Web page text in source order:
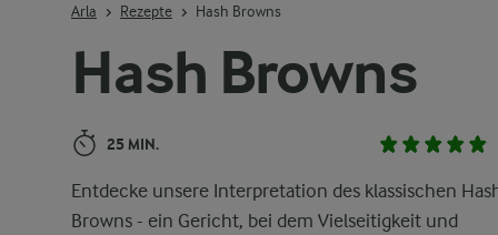
Hash Browns
25 MIN.
Entdecke unsere Interpretation des klassischen
Browns - ein Gericht, bei dem Vielseitigkeit und
Arla Rezepte Hash Browns